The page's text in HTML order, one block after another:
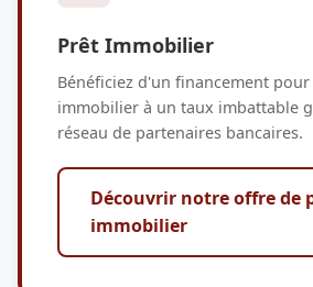
Prêt Immobilier
Bénéficiez d'un financement
immobilier à un taux imbattable
réseau de partenaires bancaires.
Découvrir notre offre de
immobilier